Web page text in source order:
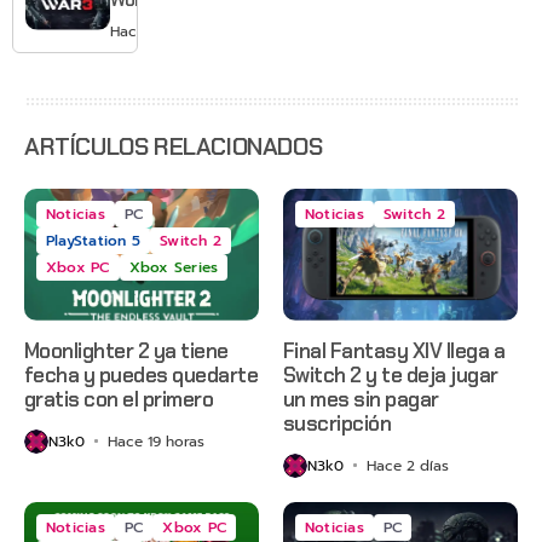
3 apaga
sus
Hace 3 días
ARTÍCULOS RELACIONADOS
Noticias
PC
PlayStation 5
Switch 2
Xbox PC
Xbox Series
Moonlighter 2 ya tiene
fecha y puedes quedarte
gratis con el primero
N3k0 Hace 19 horas
Noticias Switch 2
Final Fantasy XIV llega a
Switch 2 y te deja jugar
un mes sin pagar
suscripción
N3k0 Hace 2 días
Noticias PC Xbox PC Noticias PC